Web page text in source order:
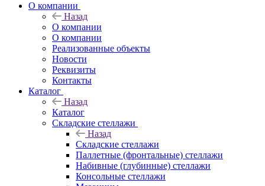
О компании
Назад
О компании
О компании
Реализованные объекты
Новости
Реквизиты
Контакты
Каталог
Назад
Каталог
Складские стеллажи
Назад
Складские стеллажи
Паллетные (фронтальные) стеллажи
Набивные (глубинные) стеллажи
Консольные стеллажи